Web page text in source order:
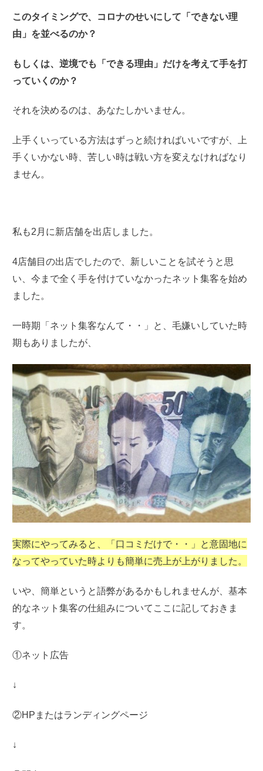
このタイミングで、コロナのせいにして「できない理
由」を並べるのか？
もしくは、逆境でも「できる理由」だけを考えて手を打
っていくのか？
それを決めるのは、あなたしかいません。
上手くいっている方法はずっと続ければいいですが、
上
手くいかない時、苦しい時は戦い方を変えなければなり
ません。
私も2月に新店舗を出店しました。
4店舗目の出店でしたので、新しいことを試そうと思
い、今まで全く手を付けていなかったネット集客を始め
ました。
一時期「ネット集客なんて・・」と、毛嫌いしていた時
期もありましたが、
実際にやってみると、「口コミだけで・・」と意固地に
なってやっていた時よりも簡単に売上が上がりました。
いや、簡単というと語弊があるかもしれませんが、基本
的なネット集客の仕組みについてここに記しておきま
す。
①ネット広告
↓
②HPまたはランディングページ
↓